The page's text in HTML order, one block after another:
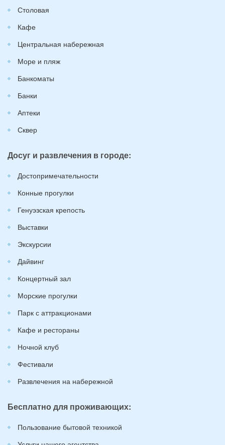
Столовая
Кафе
Центральная набережная
Море и пляж
Банкоматы
Банки
Аптеки
Сквер
Досуг и развлечения в городе:
Достопримечательности
Конные прогулки
Генуэзская крепость
Выставки
Экскурсии
Дайвинг
Концертный зал
Морские прогулки
Парк с аттракционами
Кафе и рестораны
Ночной клуб
Фестивали
Развлечения на набережной
Бесплатно для проживающих:
Пользование бытовой техникой